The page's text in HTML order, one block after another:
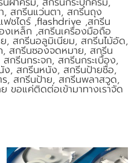
, สกรีนแว่นตา, สกรีนถุง
ชไดร์ ,flashdrive ,สกรีน
เหล็ก ,สกรีนเครื่องมือถือ
สกรีนอลูมิเนียม, สกรีนไม้อัด,
, สกรีนซองจดหมาย, สกรีน
กรีนกระจก, สกรีนกระเบื้อง,
ง, สกรีนหนัง, สกรีนป้ายชื่อ,
, สกรีนป้าย, สกรีนพลาสวูด,
ขอแค่ติดต่อเข้ามาทางเราจัด